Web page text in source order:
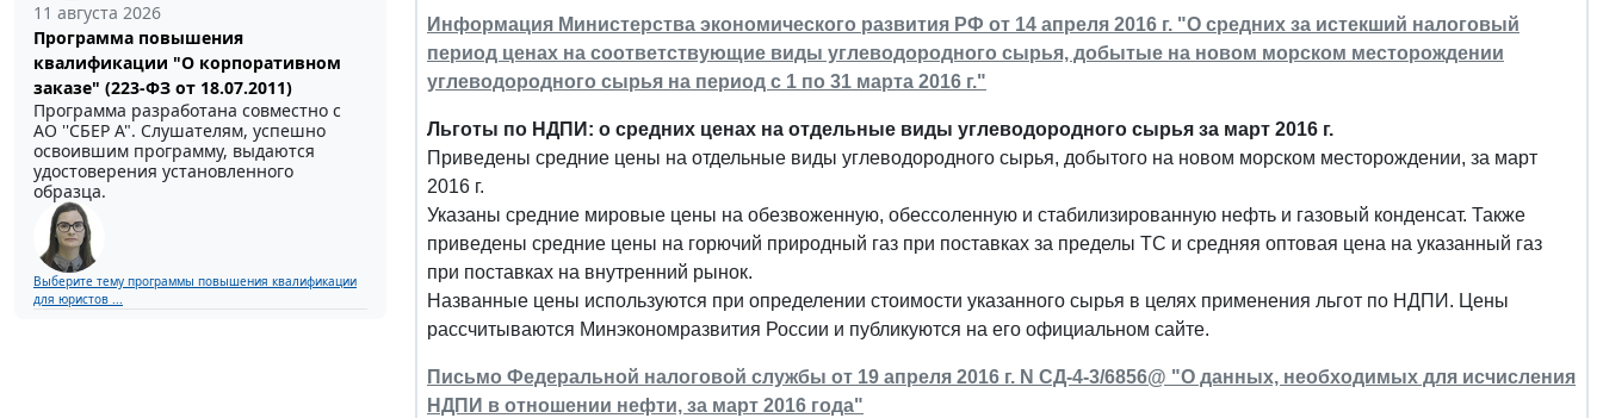
11 августа 2026
Программа повышения
квалификации "О корпоративном
заказе" (223-ФЗ от 18.07.2011)
Программа разработана совместно с
АО ''СБЕР А". Слушателям, успешно
освоившим программу, выдаются
удостоверения установленного
образца.
Выберите тему программы повышения квалификации
для юристов ...
Информация Министерства экономического развития РФ от 14 апреля 2016 г. "О средних за истекший налоговый
период ценах на соответствующие виды углеводородного сырья, добытые на новом морском месторождении
углеводородного сырья на период с 1 по 31 марта 2016 г."
Льготы по НДПИ: о средних ценах на отдельные виды углеводородного сырья за март 2016 г.
Приведены средние цены на отдельные виды углеводородного сырья, добытого на новом морском месторождении, за март
2016 г.
Указаны средние мировые цены на обезвоженную, обессоленную и стабилизированную нефть и газовый конденсат. Также
приведены средние цены на горючий природный газ при поставках за пределы ТС и средняя оптовая цена на указанный газ
при поставках на внутренний рынок.
Названные цены используются при определении стоимости указанного сырья в целях применения льгот по НДПИ. Цены
рассчитываются Минэкономразвития России и публикуются на его официальном сайте.
Письмо Федеральной налоговой службы от 19 апреля 2016 г. N СД-4-3/6856@ "О данных, необходимых для исчисления
НДПИ в отношении нефти, за март 2016 года"